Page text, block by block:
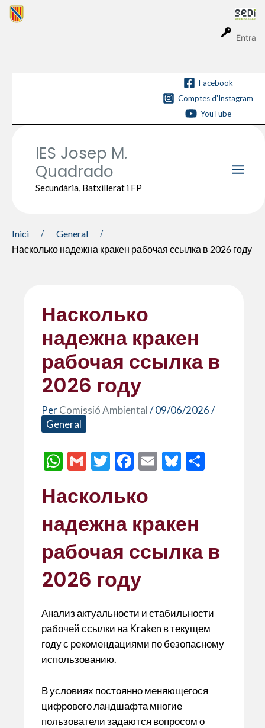
Entra
Vés
Facebook
Comptes d'Instagram
YouTube
IES Josep M.
Quadrado
Secundària, Batxillerat i FP
Inici
General
Насколько надежна кракен рабочая ссылка в 2026 году
Насколько
надежна кракен
рабочая ссылка в
2026 году
PerComissió Ambiental/09/06/2026/
General
W
at
s
A
p
p
G
ai
l
T
itt
er
F
e
b
o
o
k
E
l
Bl
ky
te
Насколько
надежна кракен
рабочая ссылка в
2026 году
Анализ актуальности и стабильности
рабочей ссылки на Kraken в текущем
году с рекомендациями по безопасному
использованию.
В условиях постоянно меняющегося
цифрового ландшафта многие
пользователи задаются вопросом о